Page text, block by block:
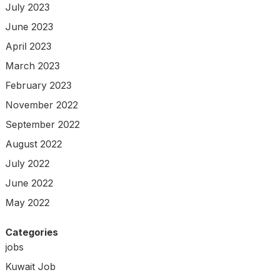
July 2023
June 2023
April 2023
March 2023
February 2023
November 2022
September 2022
August 2022
July 2022
June 2022
May 2022
Categories
jobs
Kuwait Job